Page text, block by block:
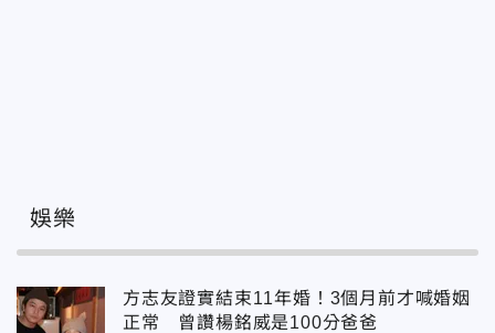
娛樂
方志友證實結束11年婚！3個月前才喊婚姻
正常 曾讚楊銘威是100分爸爸